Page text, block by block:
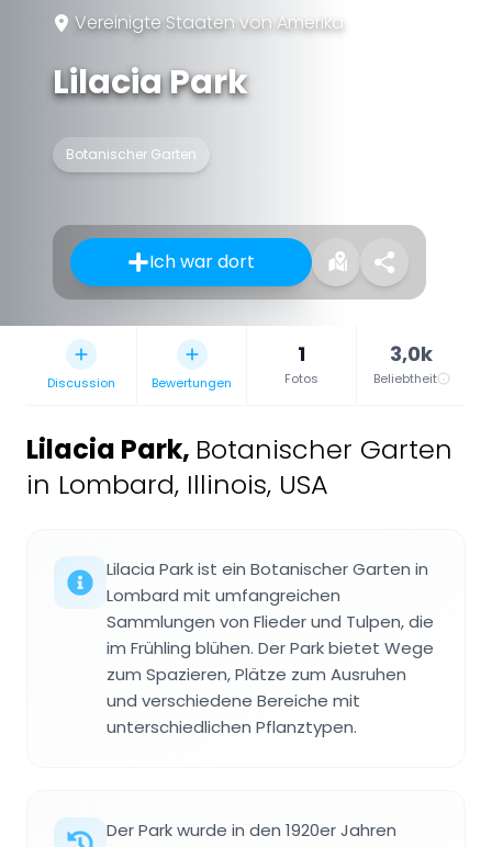
Vereinigte Staaten von Amerika
Lilacia Park
Botanischer Garten
Ich war dort
Discussion Bewertungen
1
Fotos
3,0k
Beliebtheit
Lilacia Park, Botanischer Garten
in Lombard, Illinois, USA
Lilacia Park ist ein Botanischer Garten in
Lombard mit umfangreichen
Sammlungen von Flieder und Tulpen, die
im Frühling blühen. Der Park bietet Wege
zum Spazieren, Plätze zum Ausruhen
und verschiedene Bereiche mit
unterschiedlichen Pflanztypen.
Der Park wurde in den 1920er Jahren